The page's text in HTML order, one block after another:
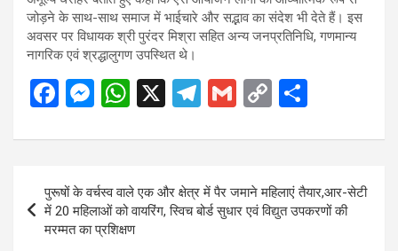
जोड़ने के साथ-साथ समाज में भाईचारे और सद्भाव का संदेश भी देते हैं। इस
अवसर पर विधायक श्री पुरंदर मिश्रा सहित अन्य जनप्रतिनिधि, गणमान्य
नागरिक एवं श्रद्धालुगण उपस्थित थे।
F
ce
b
o
o
M
se
n
g
er
W
at
s
A
p
X
T
e
gr
a
G
ail
C
py
Li
n
ar
navigation
पुरूषों के वर्चस्व वाले एक और क्षेत्र में पैर जमाने महिलाएं तैयार,आर-सेटी
में 20 महिलाओं को वायरिंग, स्विच बोर्ड सुधार एवं विद्युत उपकरणों की
मरम्मत का प्रशिक्षण